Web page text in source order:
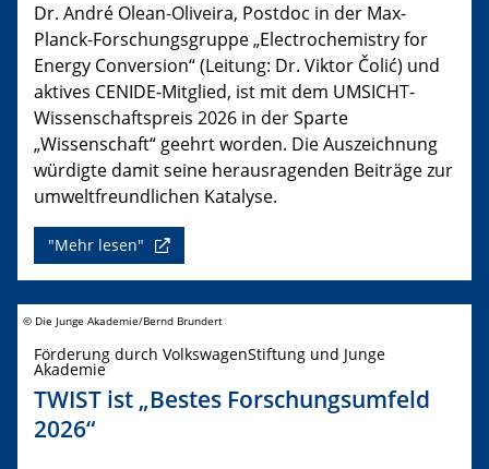
Dr. André Olean-Oliveira, Postdoc in der Max-
Planck-Forschungsgruppe „Electrochemistry for
Energy Conversion“ (Leitung: Dr. Viktor Čolić) und
aktives CENIDE-Mitglied, ist mit dem UMSICHT-
Wissenschaftspreis 2026 in der Sparte
„Wissenschaft“ geehrt worden. Die Auszeichnung
würdigte damit seine herausragenden Beiträge zur
umweltfreundlichen Katalyse.
"Mehr lesen"
© Die Junge Akademie/Bernd Brundert
Förderung durch VolkswagenStiftung und Junge
Akademie
TWIST ist „Bestes Forschungsumfeld
2026“